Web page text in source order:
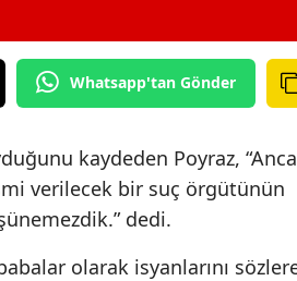
Whatsapp'tan Gönder
kaydeden Poyraz,
verilecek bir suç örgütünün
dedi.
olarak isyanlarını